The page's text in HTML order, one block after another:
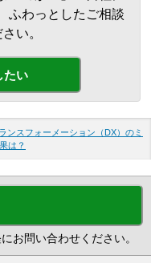
ふわっとしたご相談
い。
たい
ンスフォーメーション（DX）のミ
は？
お問い合わせください。